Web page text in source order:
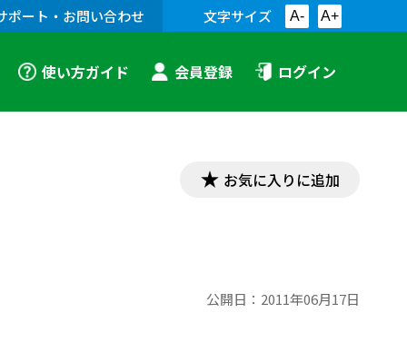
ポート・お問い合わせ 文字サイズ A- A+
使い方ガイド 会員登録 ログイン
お気に入りに追加
公開日： 2011年06月17日